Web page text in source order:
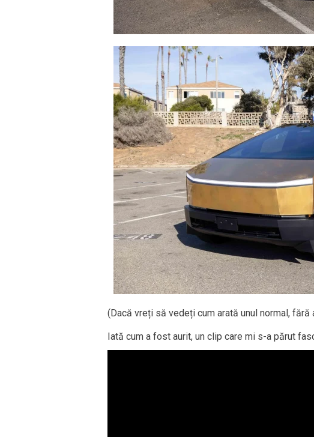
(Dacă vreți să vedeți cum arată unul normal, fără
Iată cum a fost aurit, un clip care mi s-a părut